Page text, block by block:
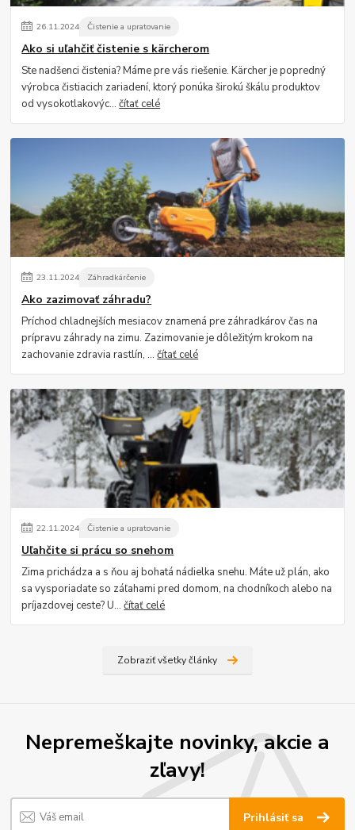
26.11.2024 Čistenie a upratovanie
Ako si uľahčiť čistenie s kärcherom
Ste nadšenci čistenia? Máme pre vás riešenie. Kärcher je popredný
výrobca čistiacich zariadení, ktorý ponúka širokú škálu produktov
od vysokotlakovýc...čítať celé
23.11.2024 Záhradkárčenie
Ako zazimovať záhradu?
Príchod chladnejších mesiacov znamená pre záhradkárov čas na
prípravu záhrady na zimu. Zazimovanie je dôležitým krokom na
zachovanie zdravia rastlín, ...čítať celé
22.11.2024 Čistenie a upratovanie
Uľahčite si prácu so snehom
Zima prichádza a s ňou aj bohatá nádielka snehu. Máte už plán, ako
sa vysporiadate so záľahami pred domom, na chodníkoch alebo na
príjazdovej ceste? U...čítať celé
Zobraziť všetky články
Nepremeškajte novinky, akcie a
zľavy!
Prihlásiť sa